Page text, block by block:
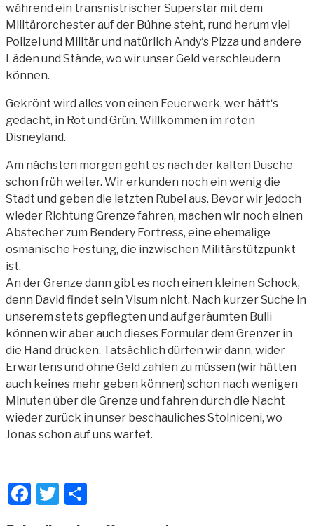
während ein transnistrischer Superstar mit dem
Militärorchester auf der Bühne steht, rund herum viel
Polizei und Militär und natürlich Andy‘s Pizza und andere
Läden und Stände, wo wir unser Geld verschleudern
können.
Gekrönt wird alles von einen Feuerwerk, wer hätt‘s
gedacht, in Rot und Grün. Willkommen im roten
Disneyland.
Am nächsten morgen geht es nach der kalten Dusche
schon früh weiter. Wir erkunden noch ein wenig die
Stadt und geben die letzten Rubel aus. Bevor wir jedoch
wieder Richtung Grenze fahren, machen wir noch einen
Abstecher zum Bendery Fortress, eine ehemalige
osmanische Festung, die inzwischen Militärstützpunkt
ist.
An der Grenze dann gibt es noch einen kleinen Schock,
denn David findet sein Visum nicht. Nach kurzer Suche in
unserem stets gepflegten und aufgeräumten Bulli
können wir aber auch dieses Formular dem Grenzer in
die Hand drücken. Tatsächlich dürfen wir dann, wider
Erwartens und ohne Geld zahlen zu müssen (wir hätten
auch keines mehr geben können) schon nach wenigen
Minuten über die Grenze und fahren durch die Nacht
wieder zurück in unser beschauliches Stolniceni, wo
Jonas schon auf uns wartet.
Facebook
Twitter